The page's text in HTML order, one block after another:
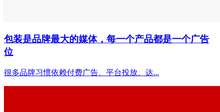
包装是品牌最大的媒体，每一个产品都是一个广告
位
很多品牌习惯依赖付费广告、平台投放、达...